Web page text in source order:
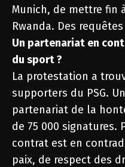
Munich, de mettre fin
Rwanda. Des
Un partenariat en
du sport ?
La protestation a
supporters du PSG.
partenariat de la
de 75 000 signatures.
contrat est en
paix, de respect des